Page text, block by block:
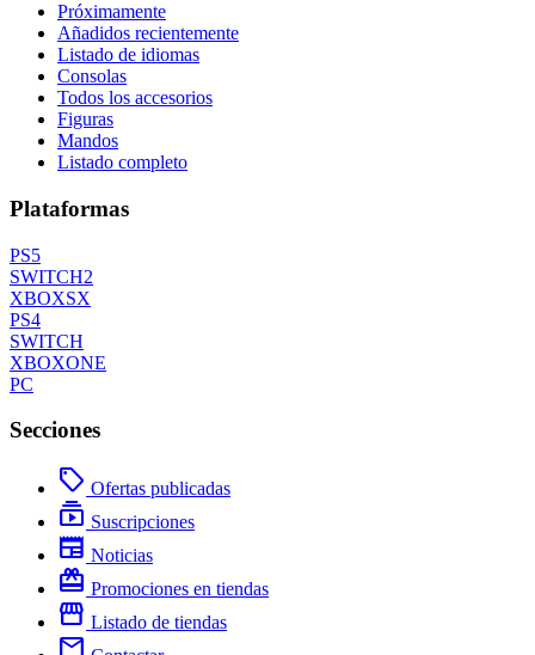
Próximamente
Añadidos recientemente
Listado de idiomas
Consolas
Todos los accesorios
Figuras
Mandos
Listado completo
Plataformas
PS5
SWITCH2
XBOXSX
PS4
SWITCH
XBOXONE
PC
Secciones
local_offer Ofertas publicadas
subscriptions Suscripciones
newspaper Noticias
redeem Promociones en tiendas
storefront Listado de tiendas
mail